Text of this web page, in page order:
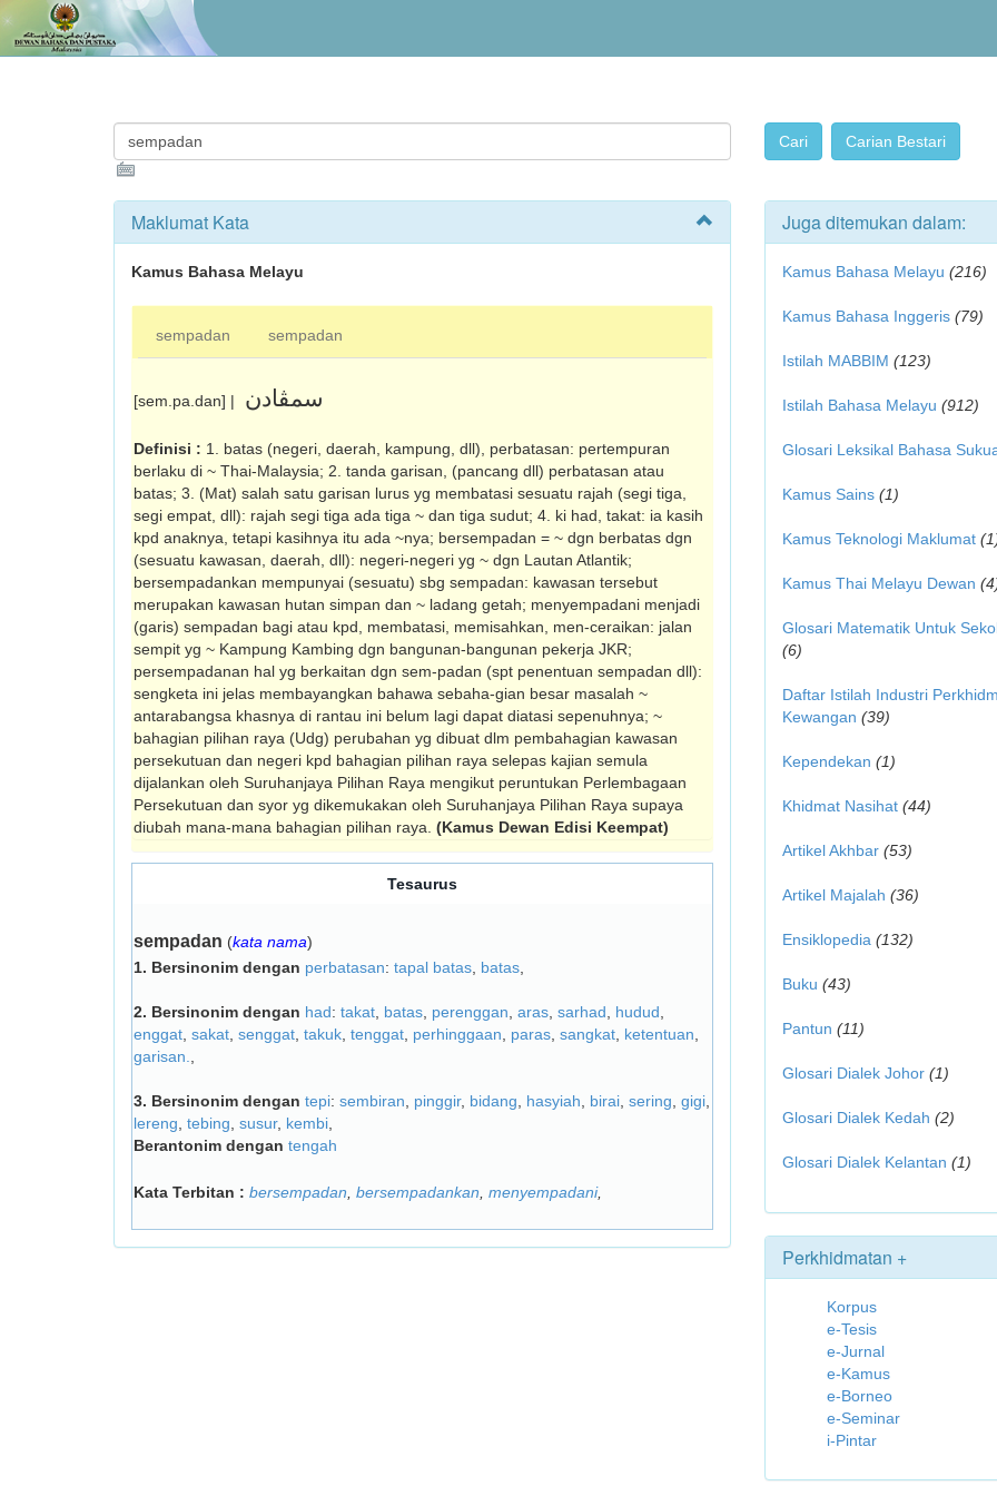
Maklumat Kata
Kamus Bahasa Melayu
sempadan sempadan
[sem.pa.dan] | سمڤادن
Definisi : 1. batas (negeri, daerah, kampung, dll), perbatasan: pertempuran
berlaku di ~ Thai-Malaysia; 2. tanda garisan, (pancang dll) perbatasan atau
batas; 3. (Mat) salah satu garisan lurus yg membatasi sesuatu rajah (segi tiga,
segi empat, dll): rajah segi tiga ada tiga ~ dan tiga sudut; 4. ki had, takat: ia kasih
kpd anaknya, tetapi kasihnya itu ada ~nya; bersempadan = ~ dgn berbatas dgn
(sesuatu kawasan, daerah, dll): negeri-negeri yg ~ dgn Lautan Atlantik;
bersempadankan mempunyai (sesuatu) sbg sempadan: kawasan tersebut
merupakan kawasan hutan simpan dan ~ ladang getah; menyempadani menjadi
(garis) sempadan bagi atau kpd, membatasi, memisahkan, men-ceraikan: jalan
sempit yg ~ Kampung Kambing dgn bangunan-bangunan pekerja JKR;
persempadanan hal yg berkaitan dgn sem-padan (spt penentuan sempadan dll):
sengketa ini jelas membayangkan bahawa sebaha-gian besar masalah ~
antarabangsa khasnya di rantau ini belum lagi dapat diatasi sepenuhnya; ~
bahagian pilihan raya (Udg) perubahan yg dibuat dlm pembahagian kawasan
persekutuan dan negeri kpd bahagian pilihan raya selepas kajian semula
dijalankan oleh Suruhanjaya Pilihan Raya mengikut peruntukan Perlembagaan
Persekutuan dan syor yg dikemukakan oleh Suruhanjaya Pilihan Raya supaya
diubah mana-mana bahagian pilihan raya. (Kamus Dewan Edisi Keempat)
Tesaurus
sempadan (kata nama)
1. Bersinonim dengan perbatasan: tapal batas batas
2. Bersinonim dengan had: takat batas perenggan aras sarhad hudud
enggat sakat senggat takuk tenggat perhinggaan paras sangkat ketentuan
garisan.
3. Bersinonim dengan tepi: sembiran pinggir, bidang hasyiah birai sering gigi
lereng tebing susur, kembi
Berantonim dengan tengah
Kata Terbitan : bersempadan bersempadankan menyempadani,
Juga ditemukan dalam:
Kamus Bahasa Melayu (216)
Kamus Bahasa Inggeris (79)
Istilah MABBIM (123)
Istilah Bahasa Melayu (912)
Glosari Leksikal Bahasa
Kamus Sains (1)
Kamus Teknologi Maklumat
Kamus Thai Melayu Dewan
Glosari Matematik Untuk
(6)
Daftar Istilah Industri
Kewangan (39)
Kependekan (1)
Khidmat Nasihat (44)
Artikel Akhbar (53)
Artikel Majalah (36)
Ensiklopedia (132)
Buku (43)
Pantun (11)
Glosari Dialek Johor (1)
Glosari Dialek Kedah (2)
Glosari Dialek Kelantan (1)
Perkhidmatan +
Korpus
e-Tesis
e-Jurnal
e-Kamus
e-Borneo
e-Seminar
i-Pintar